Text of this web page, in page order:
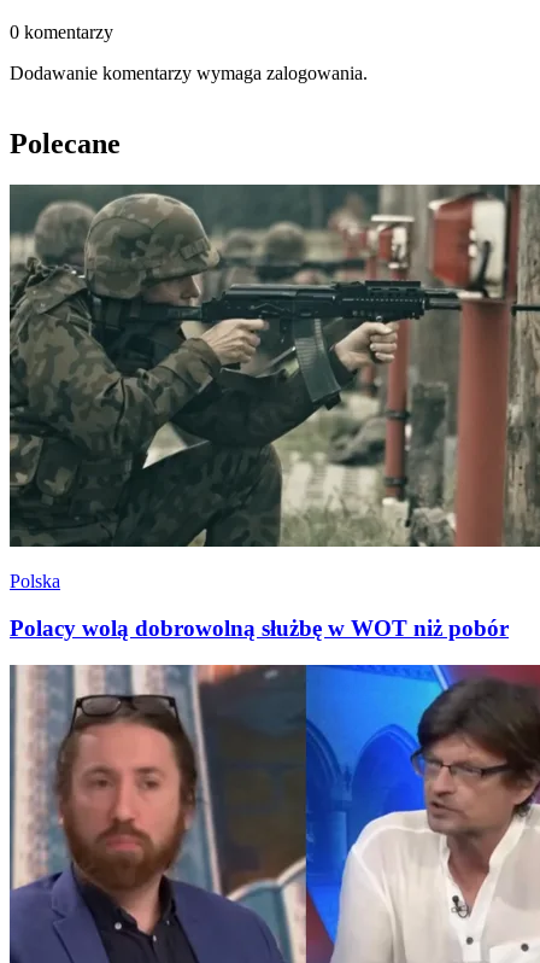
0 komentarzy
Dodawanie komentarzy wymaga zalogowania.
Polecane
Polska
Polacy wolą dobrowolną służbę w WOT niż pobór